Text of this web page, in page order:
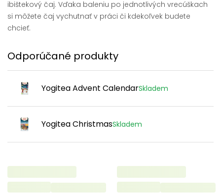
ibištekový čaj. Vďaka baleniu po jednotlivých vrecúškach
si môžete čaj vychutnať v práci či kdekoľvek budete
chcieť.
Odporúčané produkty
Yogitea Advent CalendarSkladem
Yogitea ChristmasSkladem